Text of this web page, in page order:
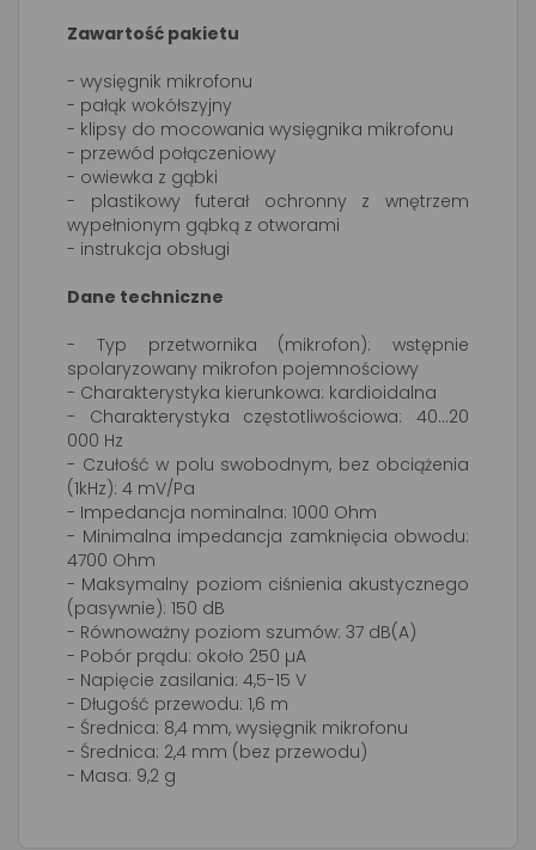
Zawartość pakietu
- wysięgnik mikrofonu
- pałąk wokółszyjny
- klipsy do mocowania wysięgnika mikrofonu
- przewód połączeniowy
- owiewka z gąbki
- plastikowy futerał ochronny z wnętrzem
wypełnionym gąbką z otworami
- instrukcja obsługi
Dane techniczne
- Typ przetwornika (mikrofon): wstępnie
spolaryzowany mikrofon pojemnościowy
- Charakterystyka kierunkowa: kardioidalna
- Charakterystyka częstotliwościowa: 40...20
000 Hz
- Czułość w polu swobodnym, bez obciążenia
(1kHz): 4 mV/Pa
- Impedancja nominalna: 1000 Ohm
- Minimalna impedancja zamknięcia obwodu:
4700 Ohm
- Maksymalny poziom ciśnienia akustycznego
(pasywnie): 150 dB
- Równoważny poziom szumów: 37 dB(A)
- Pobór prądu: około 250 µA
- Napięcie zasilania: 4,5-15 V
- Długość przewodu: 1,6 m
- Średnica: 8,4 mm, wysięgnik mikrofonu
- Średnica: 2,4 mm (bez przewodu)
- Masa: 9,2 g